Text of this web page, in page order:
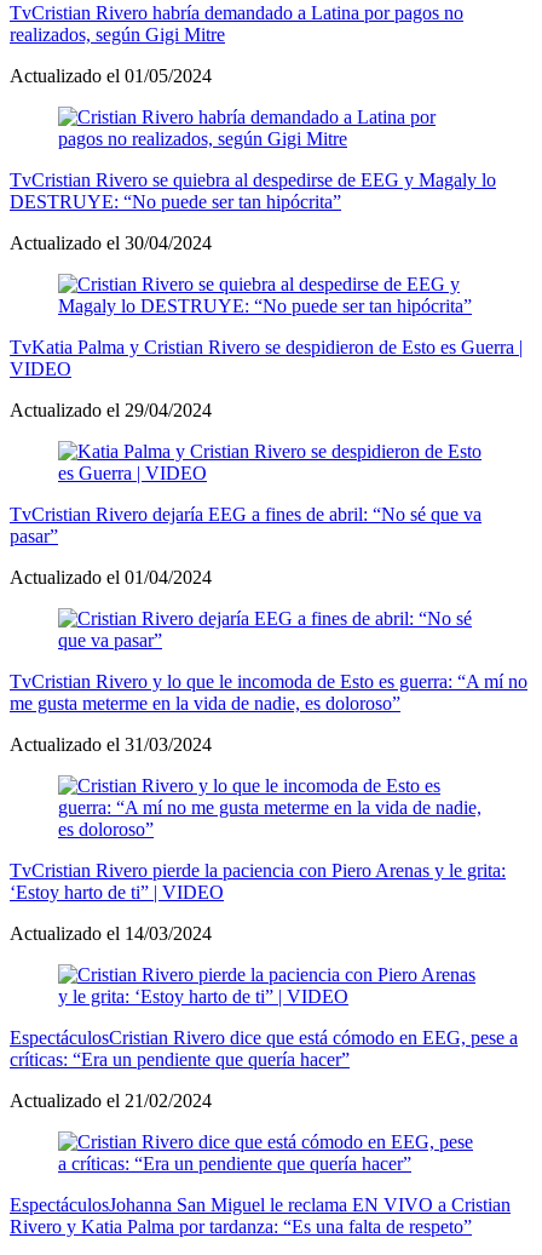
TvCristian Rivero habría demandado a Latina por pagos no
realizados, según Gigi Mitre
Actualizado el 01/05/2024
TvCristian Rivero se quiebra al despedirse de EEG y Magaly lo
DESTRUYE: “No puede ser tan hipócrita”
Actualizado el 30/04/2024
TvKatia Palma y Cristian Rivero se despidieron de Esto es Guerra |
VIDEO
Actualizado el 29/04/2024
TvCristian Rivero dejaría EEG a fines de abril: “No sé que va
pasar”
Actualizado el 01/04/2024
TvCristian Rivero y lo que le incomoda de Esto es guerra: “A mí no
me gusta meterme en la vida de nadie, es doloroso”
Actualizado el 31/03/2024
TvCristian Rivero pierde la paciencia con Piero Arenas y le grita:
‘Estoy harto de ti” | VIDEO
Actualizado el 14/03/2024
EspectáculosCristian Rivero dice que está cómodo en EEG, pese a
críticas: “Era un pendiente que quería hacer”
Actualizado el 21/02/2024
EspectáculosJohanna San Miguel le reclama EN VIVO a Cristian
Rivero y Katia Palma por tardanza: “Es una falta de respeto”